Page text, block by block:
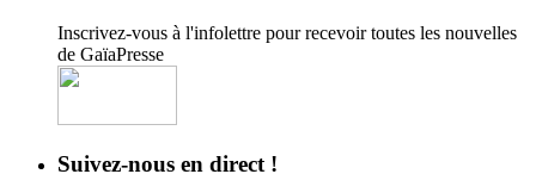
Inscrivez-vous à l'infolettre pour recevoir toutes les nouvelles
de GaïaPresse
Suivez-nous en direct !